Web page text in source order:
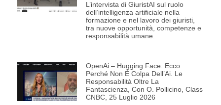
L’intervista di GiuristAI sul ruolo
dell’intelligenza artificiale nella
formazione e nel lavoro dei giuristi,
tra nuove opportunità, competenze e
responsabilità umane.
OpenAi – Hugging Face: Ecco
Perché Non È Colpa Dell’Ai. Le
Responsabilità Oltre La
Fantascienza, Con O. Pollicino, Class
CNBC, 25 Luglio 2026